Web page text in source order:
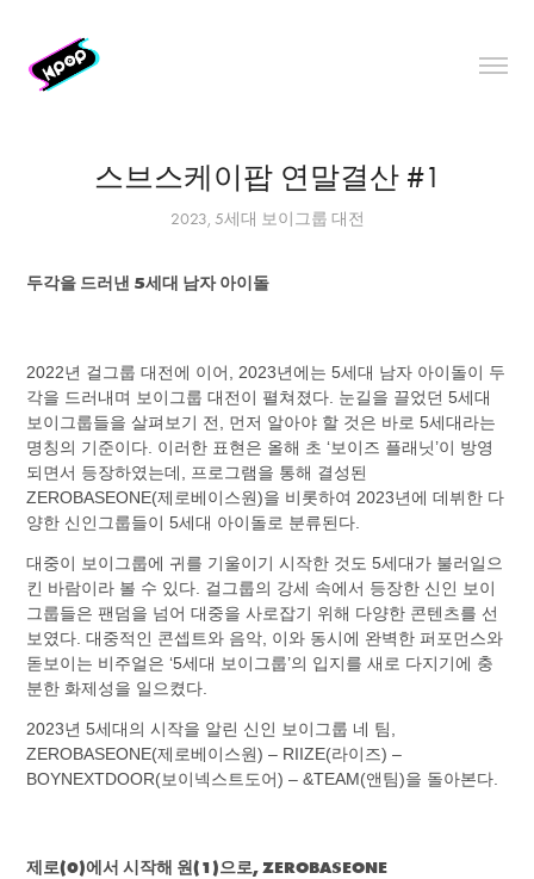
스브스케이팝 연말결산 #1
2023, 5세대 보이그룹 대전
두각을 드러낸 5세대 남자 아이돌
2022년 걸그룹 대전에 이어, 2023년에는 5세대 남자 아이돌이 두
각을 드러내며 보이그룹 대전이 펼쳐졌다. 눈길을 끌었던 5세대
보이그룹들을 살펴보기 전, 먼저 알아야 할 것은 바로 5세대라는
명칭의 기준이다. 이러한 표현은 올해 초 ‘보이즈 플래닛’이 방영
되면서 등장하였는데, 프로그램을 통해 결성된
ZEROBASEONE(제로베이스원)을 비롯하여 2023년에 데뷔한 다
양한 신인그룹들이 5세대 아이돌로 분류된다.
대중이 보이그룹에 귀를 기울이기 시작한 것도 5세대가 불러일으
킨 바람이라 볼 수 있다. 걸그룹의 강세 속에서 등장한 신인 보이
그룹들은 팬덤을 넘어 대중을 사로잡기 위해 다양한 콘텐츠를 선
보였다. 대중적인 콘셉트와 음악, 이와 동시에 완벽한 퍼포먼스와
돋보이는 비주얼은 ‘5세대 보이그룹’의 입지를 새로 다지기에 충
분한 화제성을 일으켰다.
2023년 5세대의 시작을 알린 신인 보이그룹 네 팀,
ZEROBASEONE(제로베이스원) – RIIZE(라이즈) –
BOYNEXTDOOR(보이넥스트도어) – &TEAM(앤팀)을 돌아본다.
제로(0)에서 시작해 원(1)으로, ZEROBASEONE